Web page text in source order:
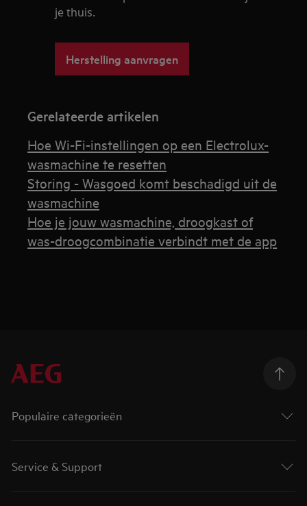
je thuis.
Herstelling aanvragen
Gerelateerde artikelen
Hoe Wi-Fi-instellingen op een Electrolux-
wasmachine te resetten
Storing - Wasgoed komt beschadigd uit de
wasmachine
Hoe je jouw wasmachine, droogkast of
was-droogcombinatie verbindt met de app
Populaire categorieën
Service & Support